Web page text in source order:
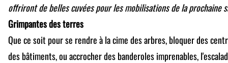
offriront de belles cuvées pour les mobilisations de la prochaine
Grimpantes des terres
Que ce soit pour se rendre à la cime des arbres, bloquer des
des bâtiments, ou accrocher des banderoles imprenables,